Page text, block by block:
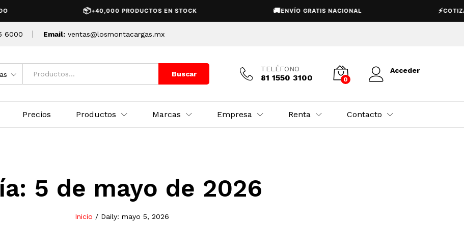
📦+40,000 PRODUCTOS EN STOCK ENVÍO GRATIS NACIONAL
6000 Email: ventas@losmontacargas.mx
Buscar
TELÉFONO
81 1550 3100 0
Acceder
Precios Productos Marcas Empresa Renta Contacto
5 de mayo de 2026
Inicio / Daily: mayo 5, 2026